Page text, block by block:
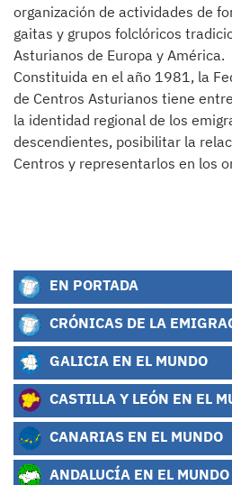
organización de actividades de
gaitas y grupos folclóricos
Asturianos de Europa y América.
Constituida en el año 1981, la
de Centros Asturianos tiene
la identidad regional de los
descendientes, posibilitar la
Centros y representarlos en los
EN PORTADA
CRÓNICAS DE LA
GALICIA EN EL MUNDO
CASTILLA Y LEÓN EN EL
CANARIAS EN EL MUNDO
ANDALUCÍA EN EL MUNDO